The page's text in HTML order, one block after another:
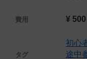
費用 ¥ 500
タグ
初心
途中